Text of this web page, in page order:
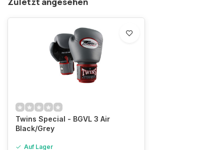
Twins Special - BGVL 3 Air
Black/Grey
Auf Lager